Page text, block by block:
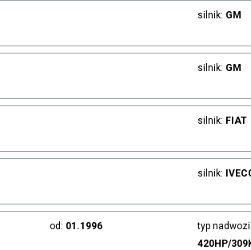
silnik: GM
silnik: GM
silnik: FIAT
silnik:
od: 01.1996 typ
420HP/